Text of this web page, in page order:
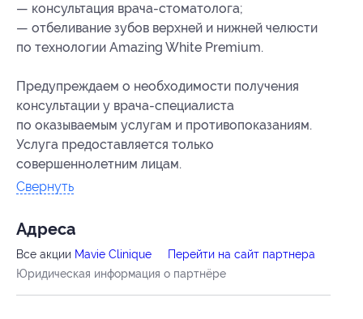
— консультация врача-стоматолога;
— отбеливание зубов верхней и нижней челюсти
по технологии Amazing White Premium.
Предупреждаем о необходимости получения
консультации у врача-специалиста
по оказываемым услугам и противопоказаниям.
Услуга предоставляется только
совершеннолетним лицам.
Свернуть
Адресa
Все акции Mavie Clinique
Перейти на сайт партнера
Юридическая информация о партнёре